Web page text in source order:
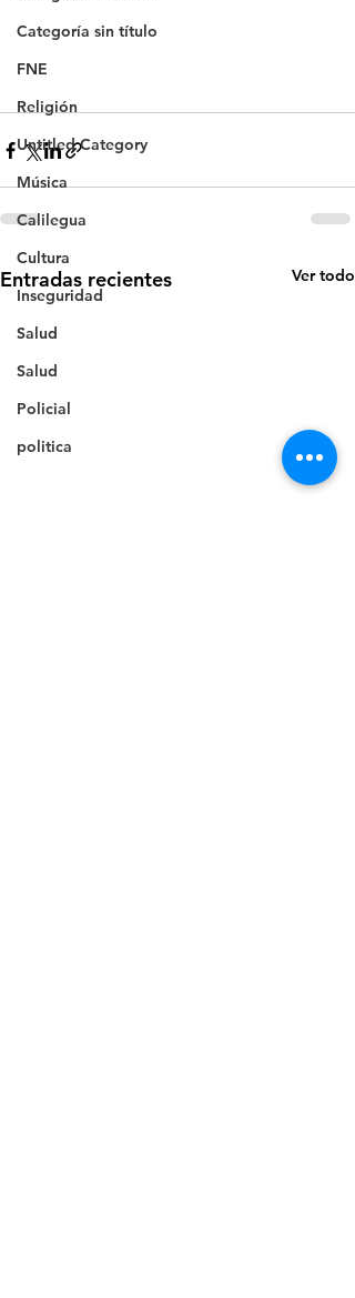
Categoría sin título
FNE
Religión
Untitled Category
Música
Calilegua
Cultura
Inseguridad
Salud
Salud
Policial
politica
Entradas recientes Ver todo